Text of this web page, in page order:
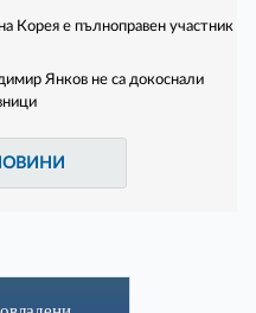
Корея е пълноправен участник
Янков не са докоснали